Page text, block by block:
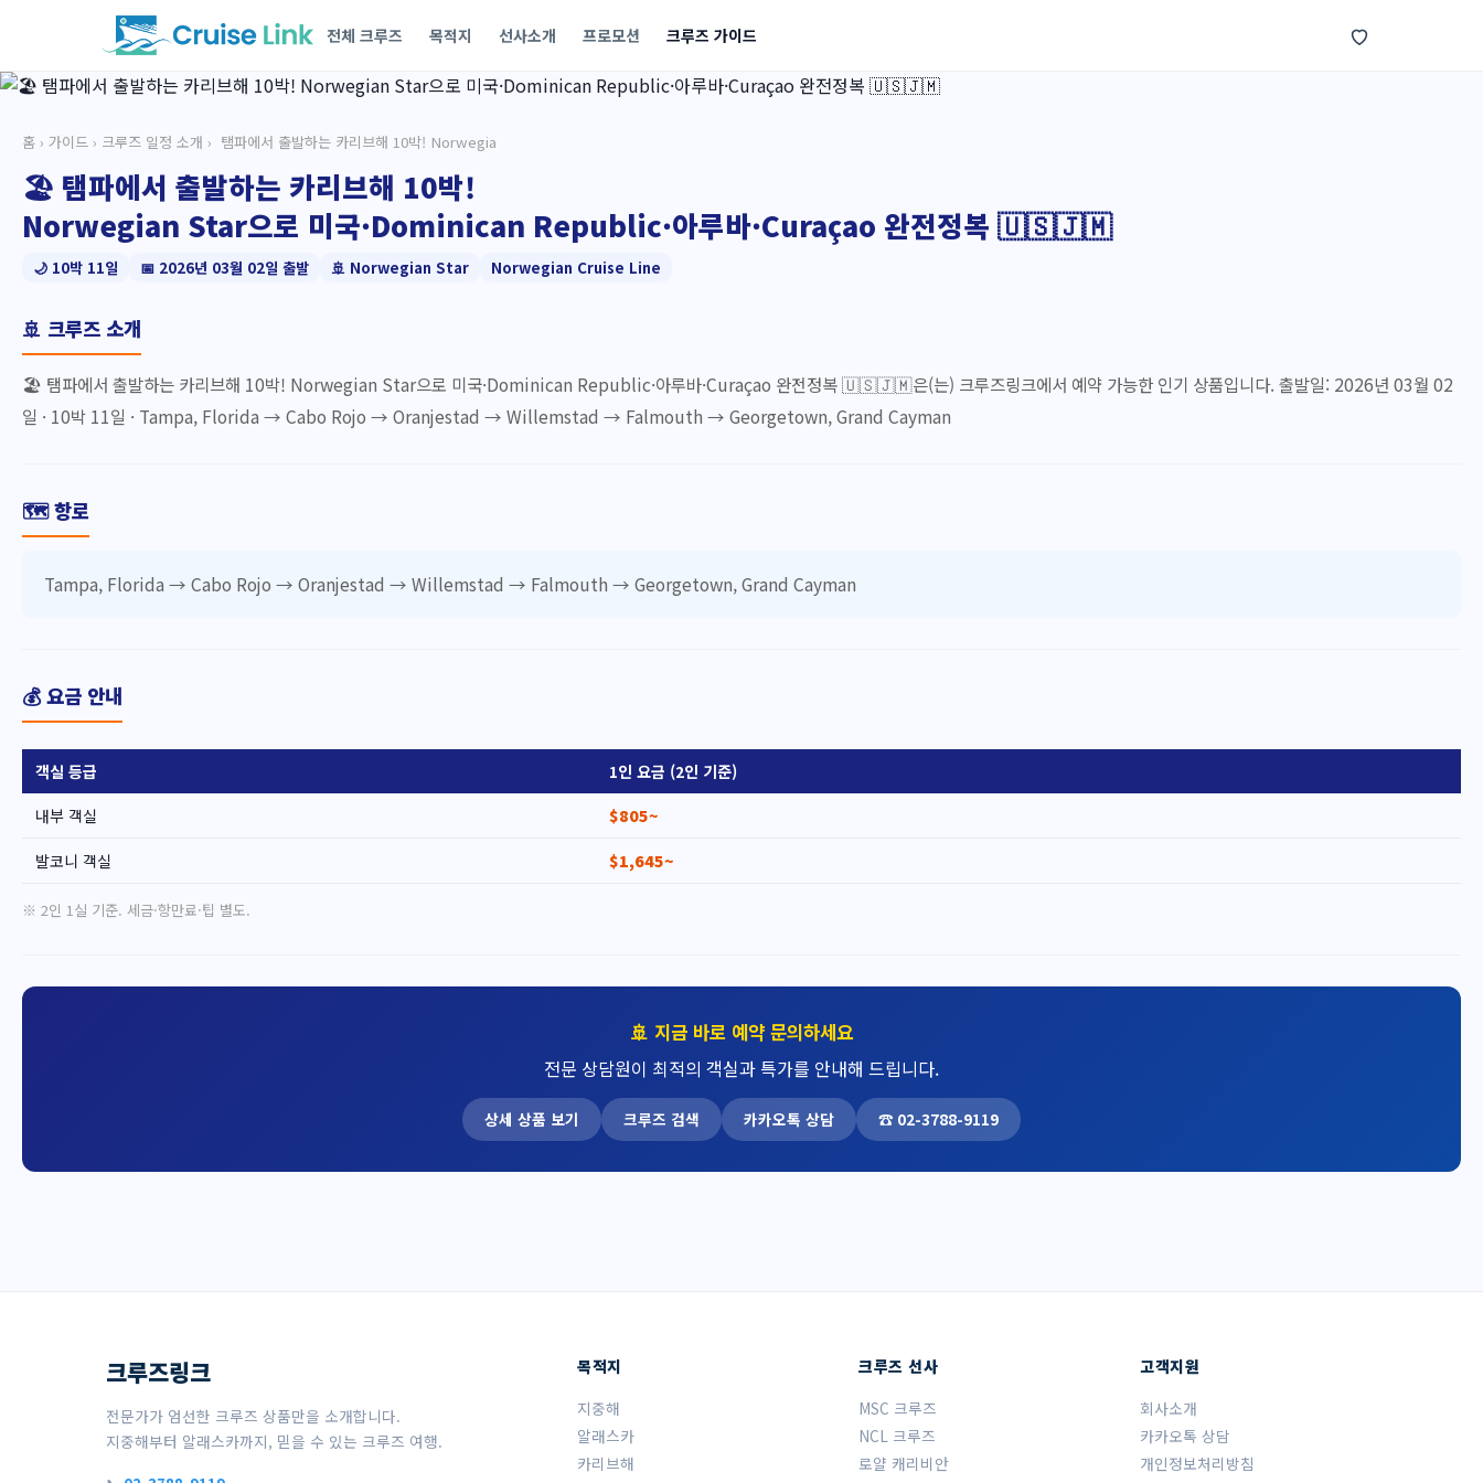
전체 크루즈 목적지 선사소개 프로모션 크루즈 가이드
홈 › 가이드 › 크루즈 일정 소개 › ️ 탬파에서 출발하는 카리브해 10박! Norwegia
🏖️ 탬파에서 출발하는 카리브해 10박!
Norwegian Star으로 미국·Dominican Republic·아루바·Curaçao 완전정복 🇺🇸🇯🇲
🌙 10박 11일 📅 2026년 03월 02일 출발 🚢 Norwegian Star Norwegian Cruise Line
🚢 크루즈 소개
🏖️ 탬파에서 출발하는 카리브해 10박! Norwegian Star으로 미국·Dominican Republic·아루바·Curaçao 완전정복 🇺🇸🇯🇲은(는) 크루즈링크에서 예약 가능한 인기 상품입니다. 출발일: 2026년 03월 02
일 · 10박 11일 · Tampa, Florida → Cabo Rojo → Oranjestad → Willemstad → Falmouth → Georgetown, Grand Cayman
🗺️ 항로
Tampa, Florida → Cabo Rojo → Oranjestad → Willemstad → Falmouth → Georgetown, Grand Cayman
💰 요금 안내
객실 등급
1인 요금 (2인 기준)
내부 객실
$805~
발코니 객실 $1,645~
※ 2인 1실 기준. 세금·항만료·팁 별도.
🚢 지금 바로 예약 문의하세요
전문 상담원이 최적의 객실과 특가를 안내해 드립니다.
상세 상품 보기 크루즈 검색 카카오톡 상담 ☎ 02-3788-9119
크루즈링크
전문가가 엄선한 크루즈 상품만을 소개합니다.
지중해부터 알래스카까지, 믿을 수 있는 크루즈 여행.
목적지
지중해
알래스카
카리브해
크루즈 선사
MSC 크루즈
NCL 크루즈
로얄 캐리비안
고객지원
회사소개
카카오톡 상담
개인정보처리방침